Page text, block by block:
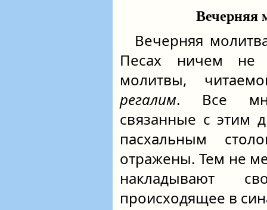
Вечерняя
Вечерняя
Песах ничем не
молитвы,
регалим. Все
связанные с этим
пасхальным
отражены. Тем не
накладывают
происходящее в